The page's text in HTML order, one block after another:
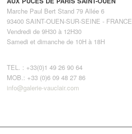
Marche Paul Bert Stand 79 Allée 6
93400 SAINT-OUEN-SUR-SEINE - FRANCE
Vendredi de 9H30 à 12H30
Samedi et dimanche de 10H à 18H
TEL. : +33(0)1 49 26 90 64
MOB.: +33 (0)6 09 48 27 86
info@galerie-vauclair.com